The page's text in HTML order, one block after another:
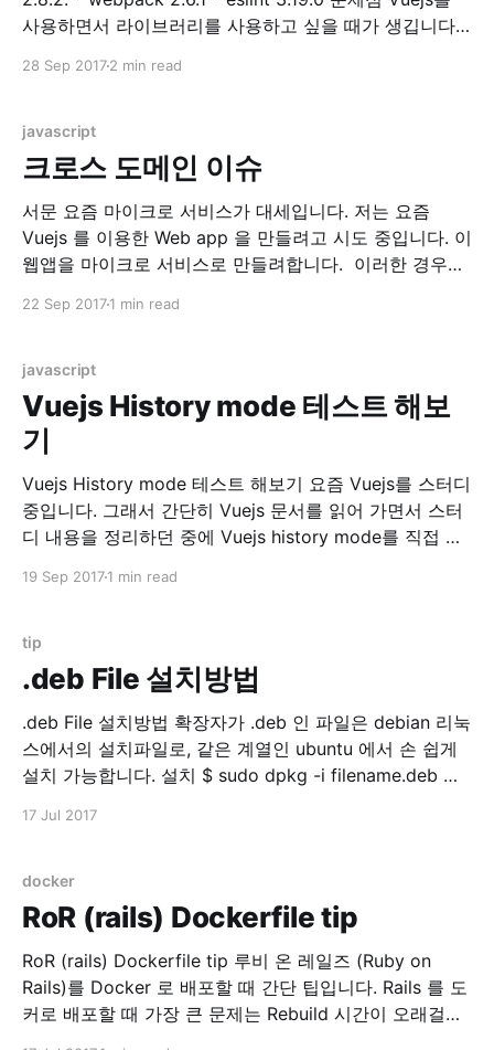
사용하면서 라이브러리를 사용하고 싶을 때가 생깁니다.
GitHub - vuejs/awesome-vue: A curated list of
28 Sep 20172 min read
javascript
크로스 도메인 이슈
서문 요즘 마이크로 서비스가 대세입니다. 저는 요즘
Vuejs 를 이용한 Web app 을 만들려고 시도 중입니다. 이
웹앱을 마이크로 서비스로 만들려합니다. 이러한 경우에
Origin Resource Sharing) 이슈입니다. 환경 현재 시스템
localhost:8082에 떠있는 Web
22 Sep 20171 min read
javascript
Vuejs History mode 테스트 해보
기
Vuejs History mode 테스트 해보기 요즘 Vuejs를 스터디
중입니다. 그래서 간단히 Vuejs 문서를 읽어 가면서 스터
디 내용을 정리하던 중에 Vuejs history mode를 직접 테
는 필수라고 생각 되었거든요. HTML5 History 모드 ·
해보기 위해서는 서버 설정이 필요한데, 간단한 기본
19 Sep 20171 min read
tip
.deb File 설치방법
.deb File 설치방법 확장자가 .deb 인 파일은 debian 리눅
스에서의 설치파일로, 같은 계열인 ubuntu 에서 손 쉽게
설치 가능합니다. 설치 $ sudo dpkg -i filename.deb 제
17 Jul 2017
docker
RoR (rails) Dockerfile tip
RoR (rails) Dockerfile tip 루비 온 레일즈 (Ruby on
Rails)를 Docker 로 배포할 때 간단 팁입니다. Rails 를 도
커로 배포할 때 가장 큰 문제는 Rebuild 시간이 오래걸린